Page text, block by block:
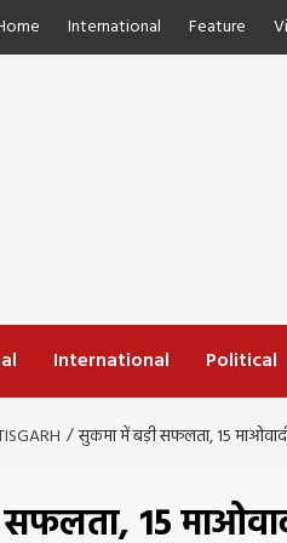
International Feature
International Political
सुकमा में बड़ी सफलता, 15
15